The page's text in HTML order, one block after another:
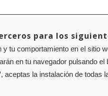
para los
tu comportamiento en el sitio
en tu navegador pulsando el
, aceptas la instalación de todas